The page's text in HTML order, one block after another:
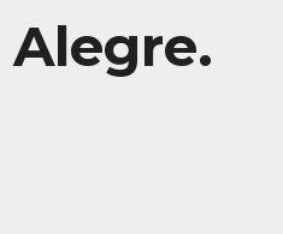
Alegre.